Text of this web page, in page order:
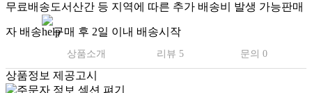
무료배송도서산간 등 지역에 따른 추가 배송비 발생 가능판매
자 배송 구매 후 2일 이내 배송시작
상품소개 리뷰 5 문의 0
상품정보 제공고시